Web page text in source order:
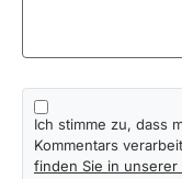
Ich stimme zu, dass
Kommentars
finden Sie in unserer